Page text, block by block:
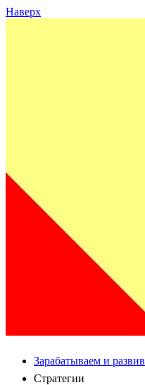
Наверх
Зарабатываем и
Стратегии